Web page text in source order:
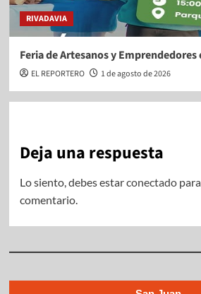
RIVADAVIA
Feria de Artesanos y Emprendedores
EL REPORTERO 1 de agosto de 2026
Deja una respuesta
Lo siento, debes estarconectado
comentario.